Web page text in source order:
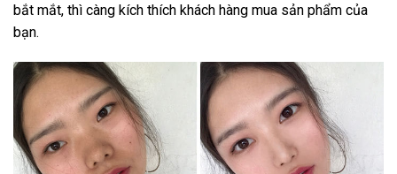
bắt mắt, thì càng kích thích khách hàng mua sản phẩm của
bạn.